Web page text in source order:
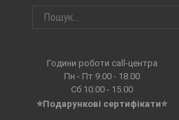
Години роботи call-центра
Пн - Пт 9.00 - 18.00
Сб 10.00 - 15.00
⭐Подарункові сертифікати⭐